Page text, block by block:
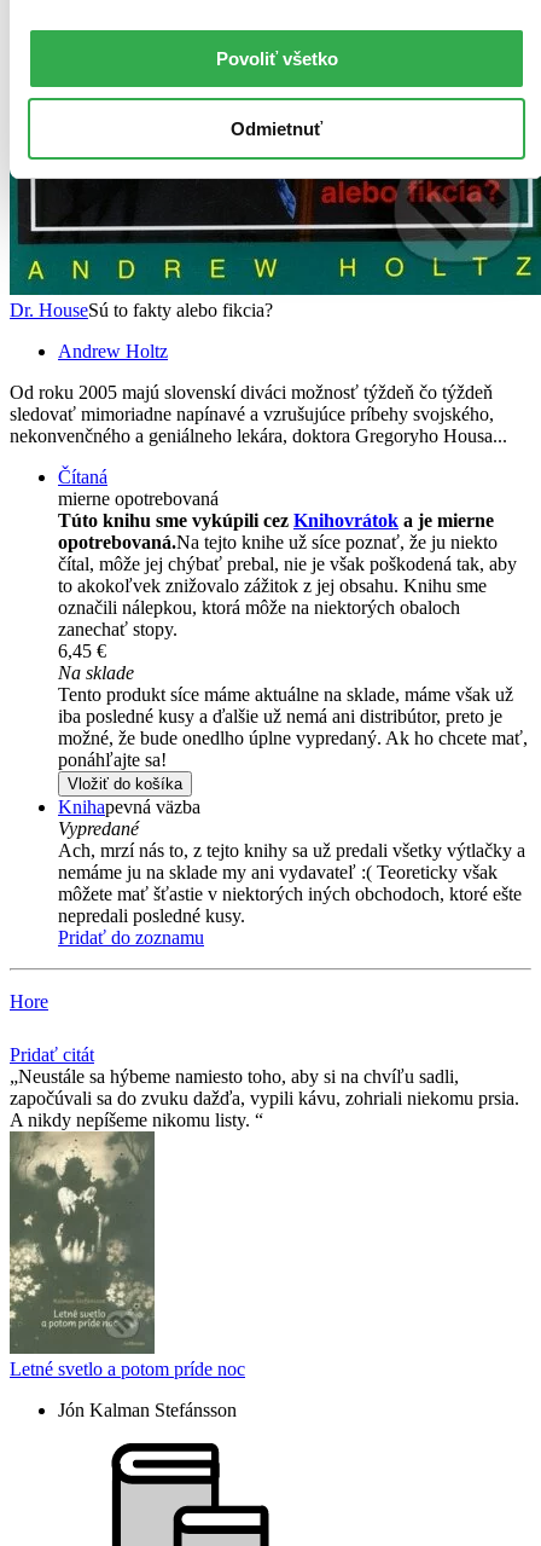
Povoliť všetko
Odmietnuť
Dr. HouseSú to fakty alebo fikcia?
Andrew Holtz
Od roku 2005 majú slovenskí diváci možnosť týždeň čo týždeň
sledovať mimoriadne napínavé a vzrušujúce príbehy svojského,
nekonvenčného a geniálneho lekára, doktora Gregoryho Housa...
Čítaná
mierne opotrebovaná
Túto knihu sme vykúpili cez Knihovrátok a je mierne
opotrebovaná.Na tejto knihe už síce poznať, že ju niekto
čítal, môže jej chýbať prebal, nie je však poškodená tak, aby
to akokoľvek znižovalo zážitok z jej obsahu. Knihu sme
označili nálepkou, ktorá môže na niektorých obaloch
zanechať stopy.
6,45 €
Na sklade
Tento produkt síce máme aktuálne na sklade, máme však už
iba posledné kusy a ďalšie už nemá ani distribútor, preto je
možné, že bude onedlho úplne vypredaný. Ak ho chcete mať,
ponáhľajte sa!
Vložiť do košíka
Knihapevná väzba
Vypredané
Ach, mrzí nás to, z tejto knihy sa už predali všetky výtlačky a
nemáme ju na sklade my ani vydavateľ :( Teoreticky však
môžete mať šťastie v niektorých iných obchodoch, ktoré ešte
nepredali posledné kusy.
Pridať do zoznamu
Hore
Pridať citát
Neustále sa hýbeme namiesto toho, aby si na chvíľu sadli,
započúvali sa do zvuku dažďa, vypili kávu, zohriali niekomu prsia.
A nikdy nepíšeme nikomu listy.
Letné svetlo a potom príde noc
Jón Kalman Stefánsson